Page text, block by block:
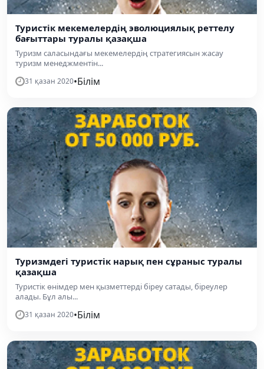
Туристік мекемелердің эволюциялық реттелу
бағыттары туралы қазақша
Туризм саласындағы мекемелердің стратегиясын жасау
туризм менеджментін...
31 қазан 2020•Білім
Туризмдегі туристік нарық пен сұраныс туралы
қазақша
Туристік өнімдер мен қызметтерді біреу сатады, біреулер
алады. Бұл алы...
31 қазан 2020•Білім